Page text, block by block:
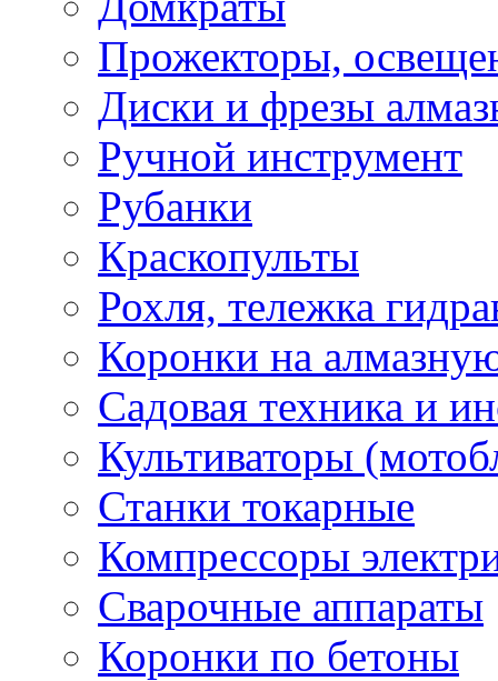
Прожекторы,
Диски и фрезы
Ручной инструмент
Рубанки
Краскопульты
Рохля, тележка
Коронки на
Садовая техника и
Культиваторы
Станки токарные
Компрессоры
Сварочные аппараты
Коронки по бетоны